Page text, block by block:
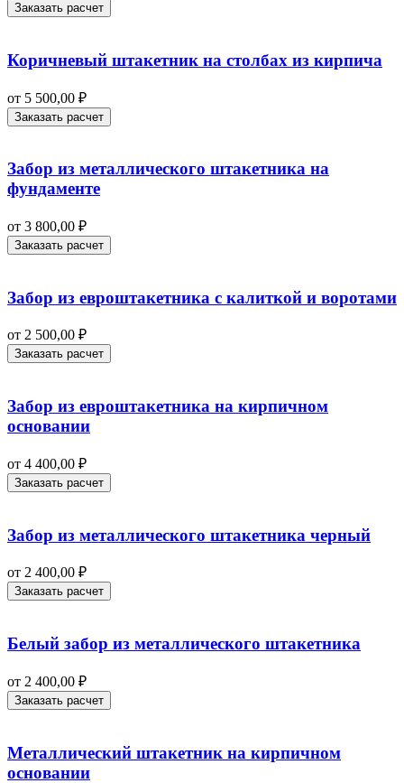
Заказать расчет
Коричневый штакетник на столбах из кирпича
от 5 500,00 ₽
Заказать расчет
Забор из металлического штакетника на
фундаменте
от 3 800,00 ₽
Заказать расчет
Забор из евроштакетника с калиткой и воротами
от 2 500,00 ₽
Заказать расчет
Забор из евроштакетника на кирпичном
основании
от 4 400,00 ₽
Заказать расчет
Забор из металлического штакетника черный
от 2 400,00 ₽
Заказать расчет
Белый забор из металлического штакетника
от 2 400,00 ₽
Заказать расчет
Металлический штакетник на кирпичном
основании